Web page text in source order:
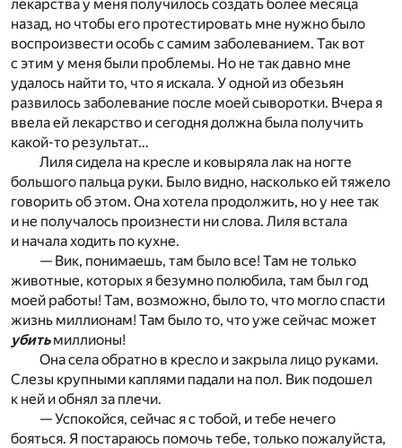
лекарства у меня получилось создать более месяца
назад, но чтобы его протестировать мне нужно было
воспроизвести особь с самим заболеванием. Так вот
с этим у меня были проблемы. Но не так давно мне
удалось найти то, что я искала. У одной из обезьян
развилось заболевание после моей сыворотки. Вчера я
ввела ей лекарство и сегодня должна была получить
какой-то результат…
Лиля сидела на кресле и ковыряла лак на ногте
большого пальца руки. Было видно, насколько ей тяжело
говорить об этом. Она хотела продолжить, но у нее так
и не получалось произнести ни слова. Лиля встала
и начала ходить по кухне.
— Вик, понимаешь, там было все! Там не только
животные, которых я безумно полюбила, там был год
моей работы! Там, возможно, было то, что могло спасти
жизнь миллионам! Там было то, что уже сейчас может
убитьмиллионы!
Она села обратно в кресло и закрыла лицо руками.
Слезы крупными каплями падали на пол. Вик подошел
к ней и обнял за плечи.
— Успокойся, сейчас я с тобой, и тебе нечего
бояться. Я постараюсь помочь тебе, только пожалуйста,